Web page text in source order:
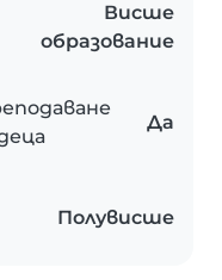
Висше
образование
Да
Полувисше